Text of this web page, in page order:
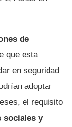
de
que esta
en seguridad
adoptar
el requisito
sociales y